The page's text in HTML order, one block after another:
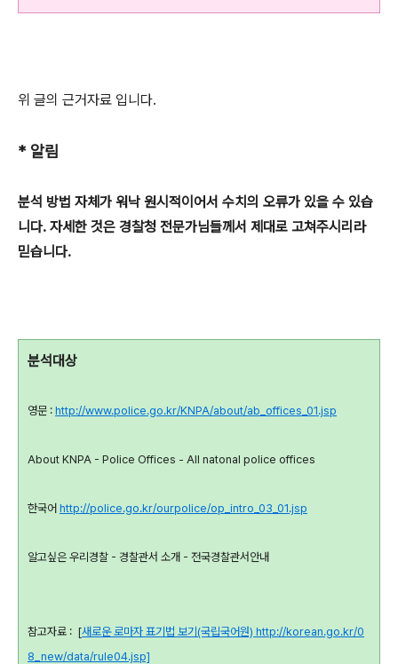
위 글의 근거자료 입니다.
* 알림
분석 방법 자체가 워낙 원시적이어서 수치의 오류가 있을 수 있습
니다. 자세한 것은 경찰청 전문가님들께서 제대로 고쳐주시리라
믿습니다.
분석대상
영문 : http://www.police.go.kr/KNPA/about/ab_offices_01.jsp
About KNPA - Police Offices - All natonal police offices
한국어 http://police.go.kr/ourpolice/op_intro_03_01.jsp
알고싶은 우리경찰 - 경찰관서 소개 - 전국경찰관서안내
참고자료 : [새로운 로마자 표기법 보기(국립국어원) http://korean.go.kr/0
8_new/data/rule04.jsp]